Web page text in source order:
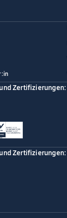
Zertifizierungen:
Zertifizierungen: